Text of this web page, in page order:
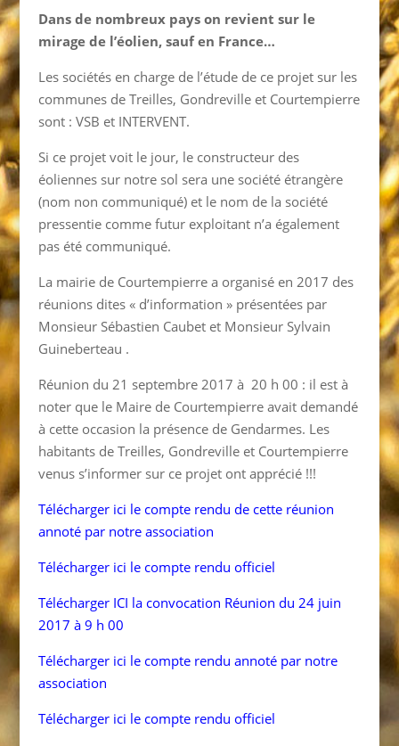
Dans de nombreux pays on revient sur le
mirage de l’éolien, sauf en France…
Les sociétés en charge de l’étude de ce projet sur les
communes de Treilles, Gondreville et Courtempierre
sont : VSB et INTERVENT.
Si ce projet voit le jour, le constructeur des
éoliennes sur notre sol sera une société étrangère
(nom non communiqué) et le nom de la société
pressentie comme futur exploitant n’a également
pas été communiqué.
La mairie de Courtempierre a organisé en 2017 des
réunions dites « d’information » présentées par
Monsieur Sébastien Caubet et Monsieur Sylvain
Guineberteau .
Réunion du 21 septembre 2017 à 20 h 00 : il est à
noter que le Maire de Courtempierre avait demandé
à cette occasion la présence de Gendarmes. Les
habitants de Treilles, Gondreville et Courtempierre
venus s’informer sur ce projet ont apprécié !!!
Télécharger ici le compte rendu de cette réunion
annoté par notre association
Télécharger ici le compte rendu officiel
Télécharger ICI la convocation Réunion du 24 juin
2017 à 9 h 00
Télécharger ici le compte rendu annoté par notre
association
Télécharger ici le compte rendu officiel